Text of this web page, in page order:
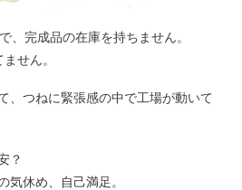
、完成品の在庫を持ちません。
せん。
、つねに緊張感の中で工場が動いて
？
気休め、自己満足。